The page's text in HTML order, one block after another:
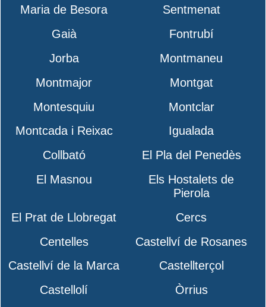
Maria de Besora
Sentmenat
Gaià
Fontrubí
Jorba
Montmaneu
Montmajor
Montgat
Montesquiu
Montclar
Montcada i Reixac
Igualada
Collbató
El Pla del Penedès
El Masnou
Els Hostalets de
Pierola
El Prat de Llobregat
Cercs
Centelles
Castellví de Rosanes
Castellví de la Marca
Castellterçol
Castellolí
Òrrius